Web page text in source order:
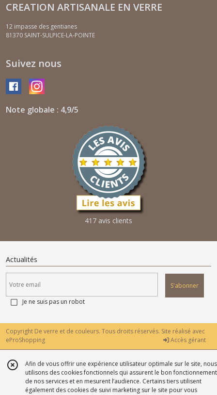
CREATION ARTISANALE EN VERRE
12 impasse des gentianes
81370 SAINT-SULPICE-LA-POINTE
Suivez nous
Note globale : 4,9/5
417 avis clients
Actualités
S'abonner
Je ne suis pas un robot
Copyright De verre et de couleurs. Tous droits réservés. Site réalisé avec
eProShopping
Accès gérant
Afin de vous offrir une expérience utilisateur optimale sur le site, nous
utilisons des cookies fonctionnels qui assurent le bon fonctionnement
de nos services et en mesurent l’audience. Certains tiers utilisent
également des cookies de suivi marketing sur le site pour vous